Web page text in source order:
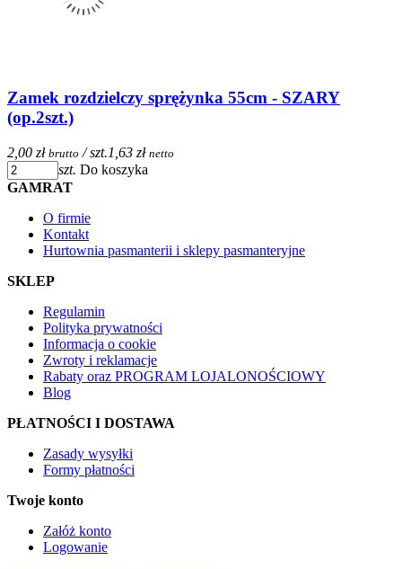
Zamek rozdzielczy sprężynka 55cm - SZARY
(op.2szt.)
2,00 zł brutto / szt.1,63 zł netto
szt. Do koszyka
GAMRAT
O firmie
Kontakt
Hurtownia pasmanterii i sklepy pasmanteryjne
SKLEP
Regulamin
Polityka prywatności
Informacja o cookie
Zwroty i reklamacje
Rabaty oraz PROGRAM LOJALONOŚCIOWY
Blog
PŁATNOŚCI I DOSTAWA
Zasady wysyłki
Formy płatności
Twoje konto
Załóż konto
Logowanie